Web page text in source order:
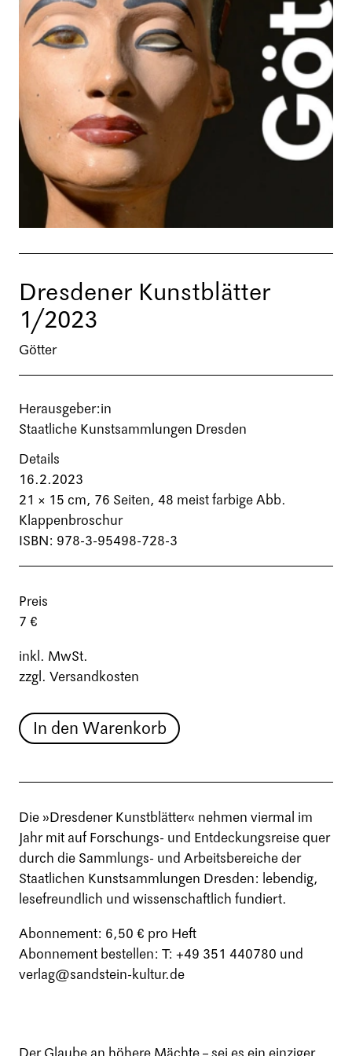
Dresdener Kunstblätter
1/2023
Götter
Herausgeber:in
Staatliche Kunstsammlungen Dresden
Details
16.2.2023
21 × 15 cm, 76 Seiten, 48 meist farbige Abb.
Klappenbroschur
ISBN: 978-3-95498-728-3
Preis
7 €
inkl. MwSt.
zzgl. Versandkosten
In den Warenkorb
Die »Dresdener Kunstblätter« nehmen viermal im
Jahr mit auf Forschungs- und Entdeckungsreise quer
durch die Sammlungs- und Arbeitsbereiche der
Staatlichen Kunstsammlungen Dresden: lebendig,
lesefreundlich und wissenschaftlich fundiert.
Abonnement: 6,50 € pro Heft
Abonnement bestellen: T: +49 351 440780 und
verlag@sandstein-kultur.de